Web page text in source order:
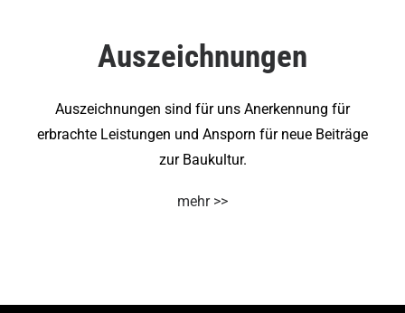
Auszeichnungen
Auszeichnungen sind für uns Anerkennung für
erbrachte Leistungen und Ansporn für neue Beiträge
zur Baukultur.
mehr >>